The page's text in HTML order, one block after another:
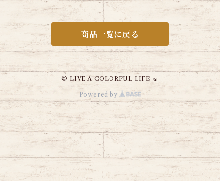
商品一覧に戻る
© LIVE A COLORFUL LIFE ☺︎
Powered by